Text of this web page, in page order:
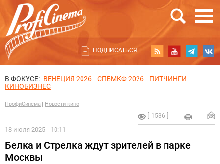
ПОДПИСАТЬСЯ
В ФОКУСЕ: ВЕНЕЦИЯ 2026 СПБМКФ 2026
ПИТЧИНГИ
КИНОБИЗНЕС
ПрофиСинема Новости кино
1536
18 июля 2025 10:11
Белка и Стрелка ждут зрителей в парке
Москвы